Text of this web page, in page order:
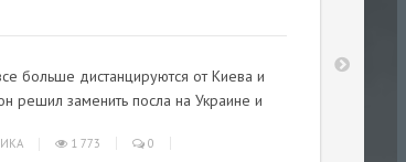
больше дистанцируются от Киева и
решил заменить посла на Украине и
1 773 0